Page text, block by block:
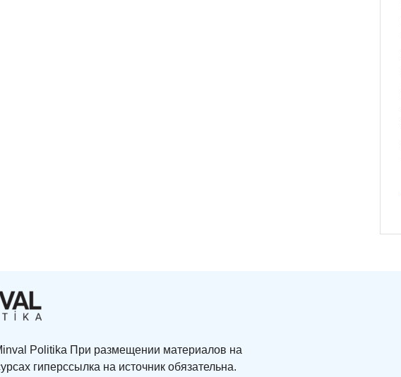
Politika При размещении материалов на
гиперссылка на источник обязательна.